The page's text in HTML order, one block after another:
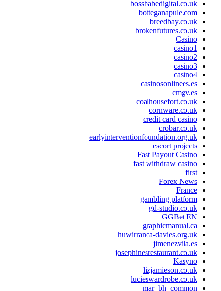
bossbabedigital.co.uk
botteganapule.com
breedbay.co.uk
brokenfutures.co.uk
Casino
casino1
casino2
casino3
casino4
casinosonlinees.es
cmgv.es
coalhousefort.co.uk
cornware.co.uk
credit card casino
crobar.co.uk
earlyinterventionfoundation.org.uk
escort projects
Fast Payout Casino
fast withdraw casino
first
Forex News
France
gambling platform
gd-studio.co.uk
GGBet EN
graphicmanual.ca
huwirranca-davies.org.uk
jimenezvila.es
josephinesrestaurant.co.uk
Kasyno
lizjamieson.co.uk
lucieswardrobe.co.uk
mar_bh_common